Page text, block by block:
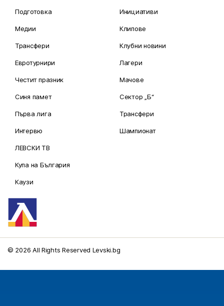
Подготовка
Медии
Трансфери
Евротурнири
Честит празник
Синя памет
Първа лига
Интервю
ЛЕВСКИ ТВ
Купа на България
Каузи
Инициативи
Клипове
Клубни новини
Лагери
Мачове
Сектор „Б“
Трансфери
Шампионат
© 2026 All Rights Reserved Levski.bg